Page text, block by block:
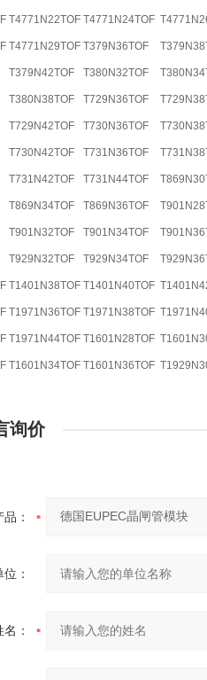
T4771N22TOFT4771N24TOF
T4771N29TOFT379N36TOF
T379N42TOF T380N32TOF
T380N38TOF T729N36TOF
T729N42TOF T730N36TOF
T730N42TOF T731N36TOF
T731N42TOF T731N44TOF
T869N34TOF T869N36TOF
T901N32TOF T901N34TOF
T929N32TOF T929N34TOF
T1401N38TOF T1401N40TOF
T1971N36TOF T1971N38TOF
T1971N44TOFT1601N28TOF
T1601N34TOF T1601N36TOF
询价
品：
：
：